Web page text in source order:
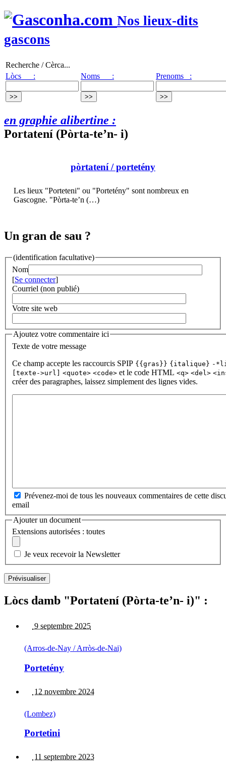
Nos lieux-dits
gascons
Recherche / Cèrca...
Lòcs :
Noms : Prenoms :
en graphie alibertine :
Portatení (Pòrta-te’n- i)
pòrtatení/ portetény
Les lieux "Porteteni" ou "Portetény" sont nombreux en
Gascogne. "Pòrta-te’n (…)
Un gran de sau ?
(identification facultative)
Nom
[Se connecter]
Courriel (non publié)
Votre site web
Ajoutez votre commentaire ici
Texte de votre message
Ce champ accepte les raccourcis SPIP {{gras}} {italique} -
[texte->url] <quote> <code> et le code HTML <q> <del>
créer des paragraphes, laissez simplement des lignes vides.
Prévenez-moi de tous les nouveaux commentaires de cette
email
Ajouter un document
Extensions autorisées : toutes
Je veux recevoir la Newsletter
Lòcs damb "Portatení (Pòrta-te’n- i)" :
9 septembre 2025
(Arros-de-Nay / Arròs-de-Nai)
Portetény
12 novembre 2024
(Lombez)
Portetini
11 septembre 2023